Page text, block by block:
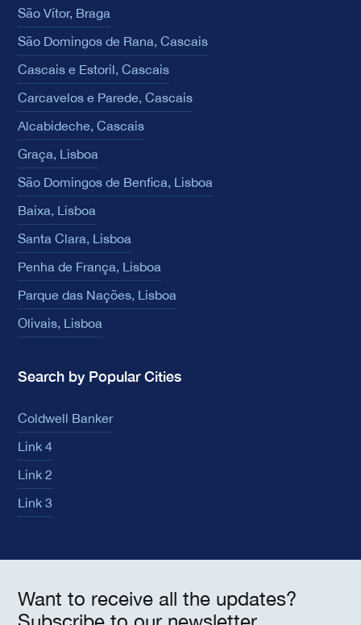
São Vítor, Braga
São Domingos de Rana, Cascais
Cascais e Estoril, Cascais
Carcavelos e Parede, Cascais
Alcabideche, Cascais
Graça, Lisboa
São Domingos de Benfica, Lisboa
Baixa, Lisboa
Santa Clara, Lisboa
Penha de França, Lisboa
Parque das Nações, Lisboa
Olivais, Lisboa
Search by Popular Cities
Coldwell Banker
Link 4
Link 2
Link 3
Want to receive all the updates?